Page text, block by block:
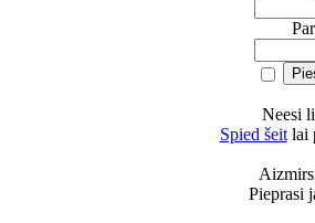
Neesi
Spied šeitlai
Pieprasi